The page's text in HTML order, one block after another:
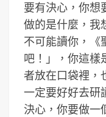
要有決心，你想
做的是什麼，我
不可能讀你，《
吧！」，你這樣
者放在口袋裡，
一定要好好去研
決心，你要做一